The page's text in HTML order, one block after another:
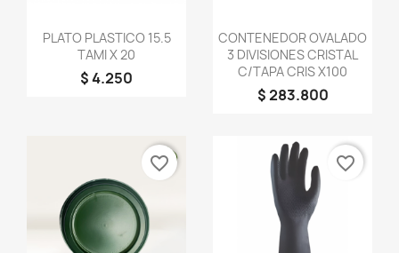
Vista rápida
PLATO PLASTICO 15.5
TAMI X 20
$ 4.250
Vista rápida
CONTENEDOR OVALADO
3 DIVISIONES CRISTAL
C/TAPA CRIS X100
$ 283.800
favorite_border favorite_border